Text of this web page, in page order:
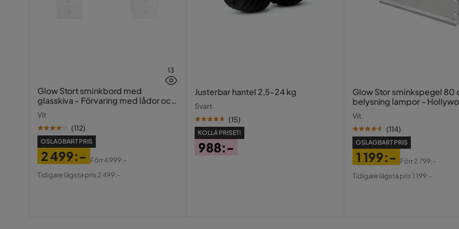
13
Glow Stort sminkbord med
glasskiva - Förvaring med lådor och
Vit
(112)
OSLAGBART PRIS
Pris
2 499:-
Original
Förr4 999:-
Tidigare lägsta pris 2 499:-
Justerbar hantel 2,5-24 kg
Svart
(15)
KOLLA PRISET!
988:-
Glow Stor sminkspegel 80
belysning lampor -
spegel med USB-charging
Vit
(114)
OSLAGBART PRIS
Pris
1 199:-
Original
Förr2 799:-
Tidigare lägsta pris 1 199:-